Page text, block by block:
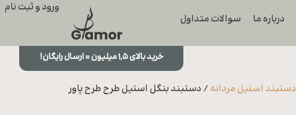
درباره ما سوالات متداول
ورود و ثبت نام
خرید بالای ۱,۵ میلیون = ارسال رایگان!
دستبند استیل مردانه/ دستبند بنگل استیل طرح طرح پاور